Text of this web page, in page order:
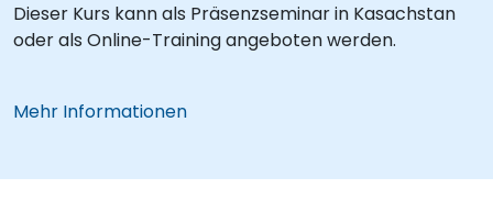
Dieser Kurs kann als Präsenzseminar in Kasachstan
oder als Online-Training angeboten werden.
Mehr Informationen